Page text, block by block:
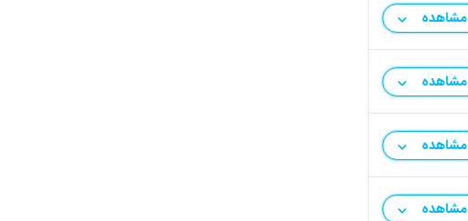
مشاهده
مشاهده
مشاهده
مشاهده